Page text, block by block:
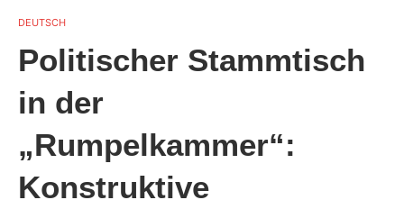
DEUTSCH
Politischer Stammtisch
in der
„Rumpelkammer“:
Konstruktive